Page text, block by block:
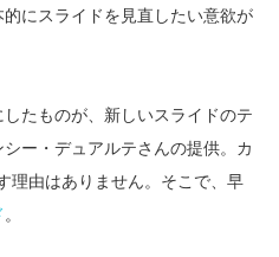
にスライドを見直したい意欲が
たものが、新しいスライドのテ
ー・デュアルテさんの提供。カ
理由はありません。そこで、早
。